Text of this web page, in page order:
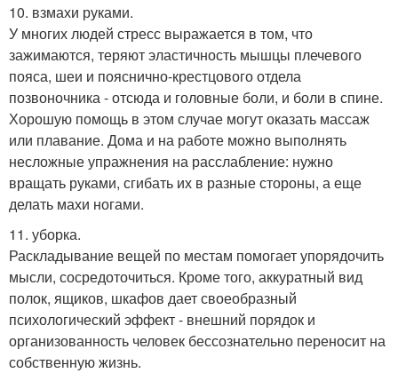
10. взмахи руками.
У многих людей стресс выражается в том, что
зажимаются, теряют эластичность мышцы плечевого
пояса, шеи и пояснично-крестцового отдела
позвоночника - отсюда и головные боли, и боли в спине.
Хорошую помощь в этом случае могут оказать массаж
или плавание. Дома и на работе можно выполнять
несложные упражнения на расслабление: нужно
вращать руками, сгибать их в разные стороны, а еще
делать махи ногами.
11. уборка.
Раскладывание вещей по местам помогает упорядочить
мысли, сосредоточиться. Кроме того, аккуратный вид
полок, ящиков, шкафов дает своеобразный
психологический эффект - внешний порядок и
организованность человек бессознательно переносит на
собственную жизнь.